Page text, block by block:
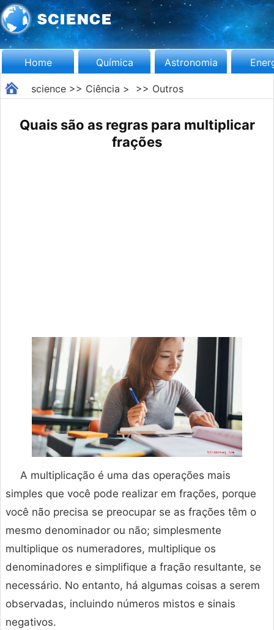
Home Química Astronomia
science>> Ciência > >> Outros
Quais são as regras para multiplicar
frações
A multiplicação é uma das operações mais
simples que você pode realizar em frações, porque
você não precisa se preocupar se as frações têm o
mesmo denominador ou não; simplesmente
multiplique os numeradores, multiplique os
denominadores e simplifique a fração resultante, se
necessário. No entanto, há algumas coisas a serem
observadas, incluindo números mistos e sinais
negativos.